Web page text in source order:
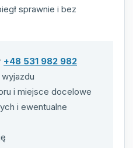
sprawnie i bez
+48 531 982 982
i miejsce docelowe
i ewentualne